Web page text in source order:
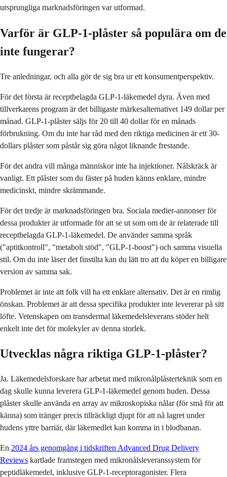
ursprungliga marknadsföringen var utformad.
Varför är GLP-1-plåster så populära om de
inte fungerar?
Tre anledningar, och alla gör de sig bra ur ett konsumentperspektiv.
För det första är receptbelagda GLP-1-läkemedel dyra. Även med
tillverkarens program är det billigaste märkesalternativet 149 dollar per
månad. GLP-1-plåster säljs för 20 till 40 dollar för en månads
förbrukning. Om du inte har råd med den riktiga medicinen är ett 30-
dollars plåster som påstår sig göra något liknande frestande.
För det andra vill många människor inte ha injektioner. Nålskräck är
vanligt. Ett plåster som du fäster på huden känns enklare, mindre
medicinskt, mindre skrämmande.
För det tredje är marknadsföringen bra. Sociala medier-annonser för
dessa produkter är utformade för att se ut som om de är relaterade till
receptbelagda GLP-1-läkemedel. De använder samma språk
("aptitkontroll", "metabolt stöd", "GLP-1-boost") och samma visuella
stil. Om du inte läser det finstilta kan du lätt tro att du köper en billigare
version av samma sak.
Problemet är inte att folk vill ha ett enklare alternativ. Det är en rimlig
önskan. Problemet är att dessa specifika produkter inte levererar på sitt
löfte. Vetenskapen om transdermal läkemedelsleverans stöder helt
enkelt inte det för molekyler av denna storlek.
Utvecklas några riktiga GLP-1-plåster?
Ja. Läkemedelsforskare har arbetat med mikronålplåsterteknik som en
dag skulle kunna leverera GLP-1-läkemedel genom huden. Dessa
plåster skulle använda en array av mikroskopiska nålar (för små för att
känna) som tränger precis tillräckligt djupt för att nå lagret under
hudens yttre barriär, där läkemedlet kan komma in i blodbanan.
En 2024 års genomgång i tidskriften Advanced Drug Delivery
Reviews kartlade framstegen med mikronålsleveranssystem för
peptidläkemedel, inklusive GLP-1-receptoragonister. Flera